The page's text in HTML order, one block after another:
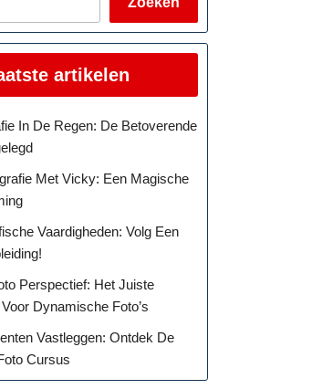
artikelen
In De Regen: De Betoverende
Met Vicky: Een Magische
Vaardigheden: Volg Een
Perspectief: Het Juiste
Dynamische Foto’s
Vastleggen: Ontdek De
Cursus